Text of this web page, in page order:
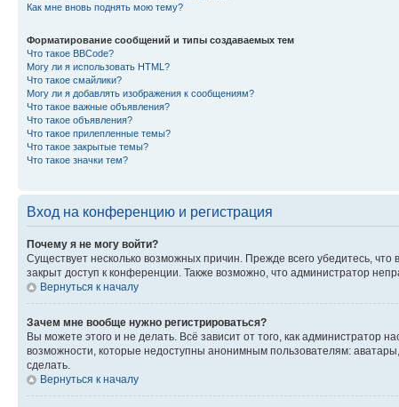
Как мне вновь поднять мою тему?
Форматирование сообщений и типы создаваемых тем
Что такое BBCode?
Могу ли я использовать HTML?
Что такое смайлики?
Могу ли я добавлять изображения к сообщениям?
Что такое важные объявления?
Что такое объявления?
Что такое прилепленные темы?
Что такое закрытые темы?
Что такое значки тем?
Вход на конференцию и регистрация
Почему я не могу войти?
Существует несколько возможных причин. Прежде всего убедитесь,
закрыт доступ к конференции. Также возможно, что администратор
Вернуться к началу
Зачем мне вообще нужно регистрироваться?
Вы можете этого и не делать. Всё зависит от того, как
возможности, которые недоступны анонимным пользователям:
сделать.
Вернуться к началу